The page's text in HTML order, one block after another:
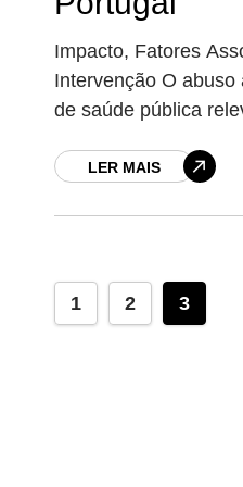
Impacto, Fatores
Intervenção O
de saúde pública
rodoviários e
LER MAIS
1 2 3